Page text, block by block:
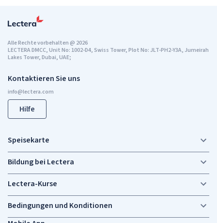
Kontaktieren Sie uns
Hilfe
Alle Rechte vorbehalten@ 2026
LECTERA DMCC, Unit No: 1002-D4, Swiss Tower, Plot No: JLT-PH2-Y3A, Jumeirah
Lakes Tower, Dubai, UAE;
Speisekarte
Bildung bei Lectera
Lectera-Kurse
Bedingungen und Konditionen